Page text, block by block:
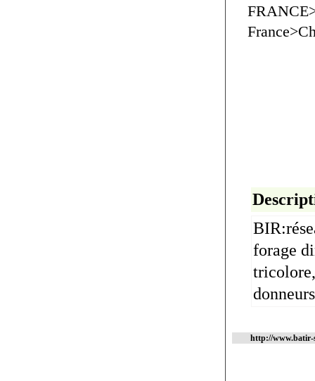
forage
http://www.batir-